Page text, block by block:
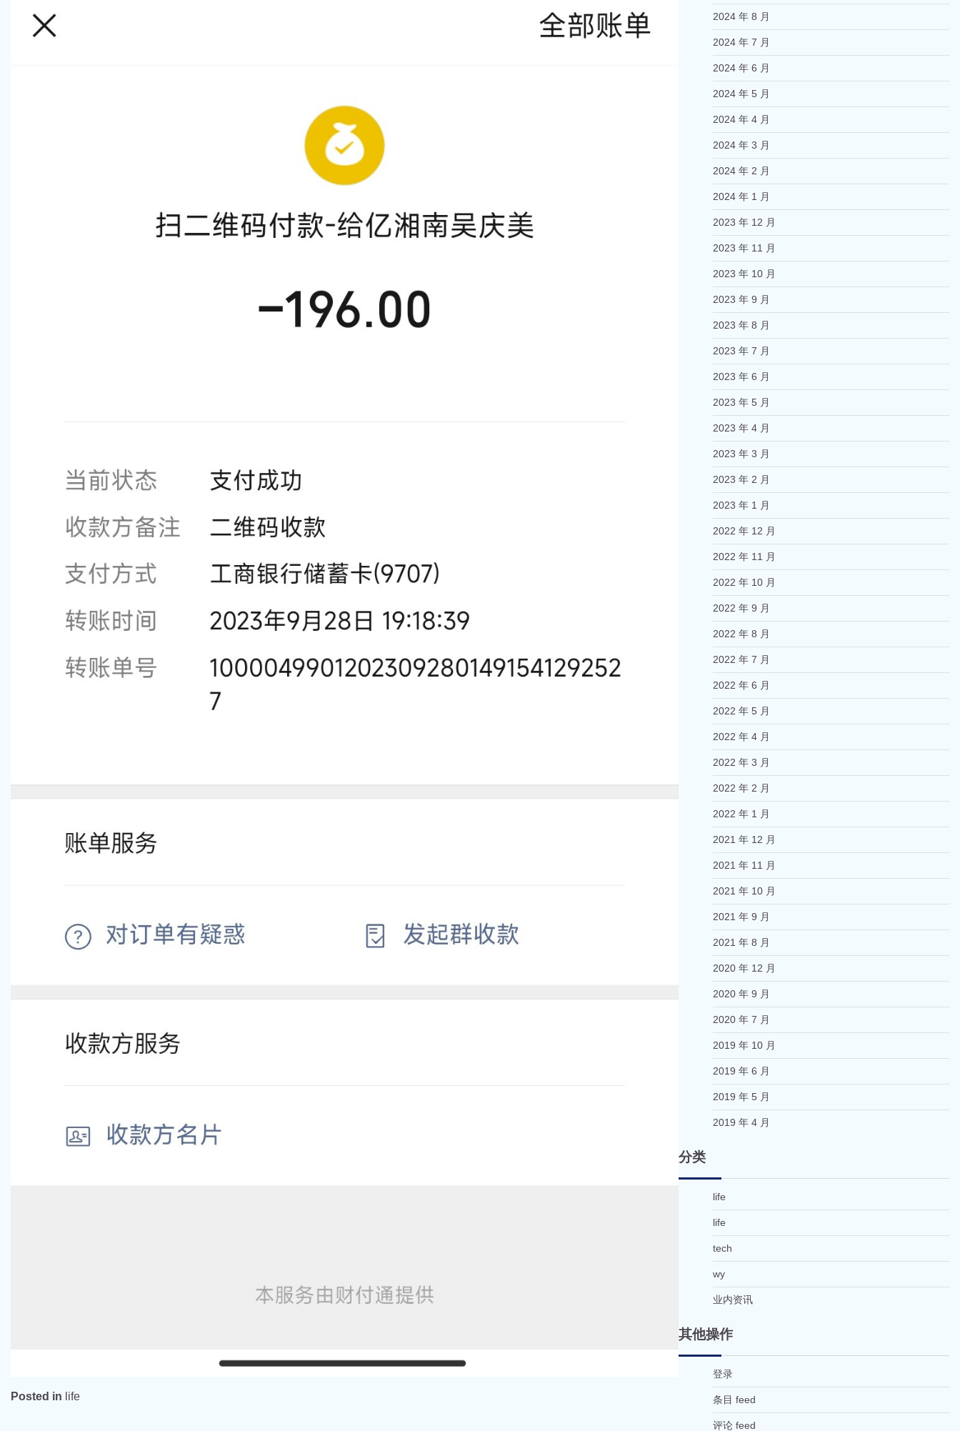
Posted in life
2024 年 8 月
2024 年 7 月
2024 年 6 月
2024 年 5 月
2024 年 4 月
2024 年 3 月
2024 年 2 月
2024 年 1 月
2023 年 12 月
2023 年 11 月
2023 年 10 月
2023 年 9 月
2023 年 8 月
2023 年 7 月
2023 年 6 月
2023 年 5 月
2023 年 4 月
2023 年 3 月
2023 年 2 月
2023 年 1 月
2022 年 12 月
2022 年 11 月
2022 年 10 月
2022 年 9 月
2022 年 8 月
2022 年 7 月
2022 年 6 月
2022 年 5 月
2022 年 4 月
2022 年 3 月
2022 年 2 月
2022 年 1 月
2021 年 12 月
2021 年 11 月
2021 年 10 月
2021 年 9 月
2021 年 8 月
2020 年 12 月
2020 年 9 月
2020 年 7 月
2019 年 10 月
2019 年 6 月
2019 年 5 月
2019 年 4 月
分类
life
life
tech
wy
业内资讯
其他操作
登录
条目 feed
评论 feed